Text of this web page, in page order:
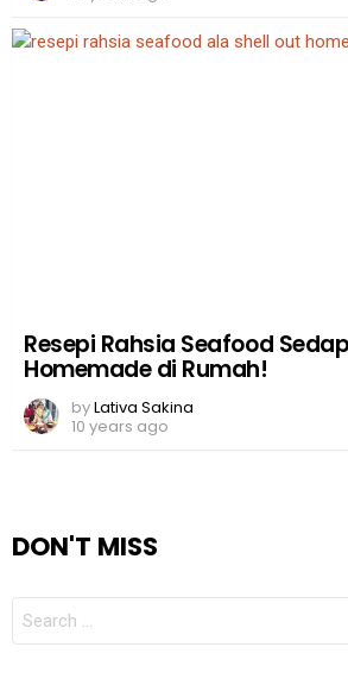
Resepi Rahsia Seafood
Homemade di Rumah!
byLativa Sakina
10 years ago
DON'T MISS
FOR: